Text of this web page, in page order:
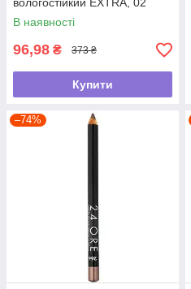
вологостійкий EXTRA, 02
Deep Blue, 2 г
В наявності
96,98 ₴ 373 ₴
Купити
–74%